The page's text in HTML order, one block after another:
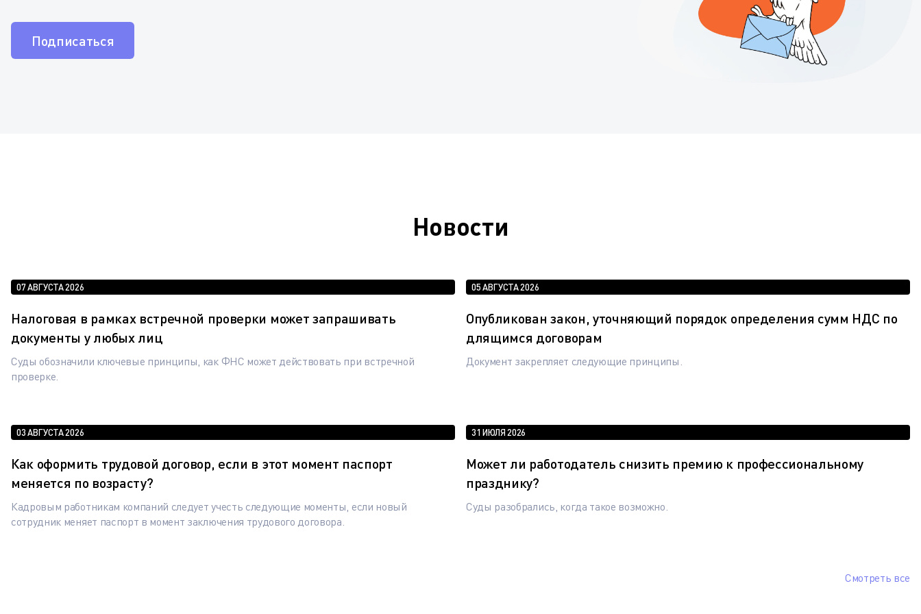
Подписаться
Новости
07 АВГУСТА 2026
Налоговая в рамках встречной проверки может запрашивать
документы у любых лиц
Суды обозначили ключевые принципы, как ФНС может действовать при встречной
проверке.
05 АВГУСТА 2026
Опубликован закон, уточняющий порядок определения сумм НДС по
длящимся договорам
Документ закрепляет следующие принципы.
03 АВГУСТА 2026
Как оформить трудовой договор, если в этот момент паспорт
меняется по возрасту?
Кадровым работникам компаний следует учесть следующие моменты, если новый
сотрудник меняет паспорт в момент заключения трудового договора.
31 ИЮЛЯ 2026
Может ли работодатель снизить премию к профессиональному
празднику?
Суды разобрались, когда такое возможно.
Смотреть все